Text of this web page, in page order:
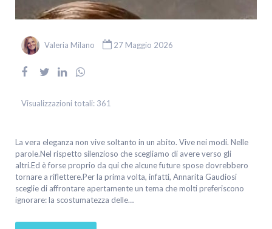
Valeria Milano 27 Maggio 2026
Visualizzazioni totali: 361
La vera eleganza non vive soltanto in un abito. Vive nei modi. Nelle
parole.Nel rispetto silenzioso che scegliamo di avere verso gli
altri.Ed è forse proprio da qui che alcune future spose dovrebbero
tornare a riflettere.Per la prima volta, infatti, Annarita Gaudiosi
sceglie di affrontare apertamente un tema che molti preferiscono
ignorare: la scostumatezza delle…